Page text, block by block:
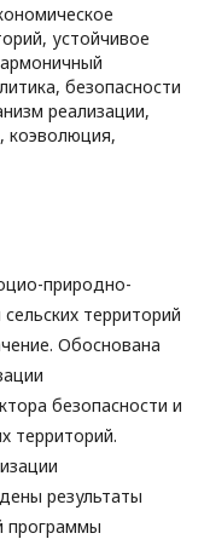
устойчивое
безопасности
реализации,
коэволюция,
природно-
территорий
Обоснована
безопасности и
территорий.
результаты
программы